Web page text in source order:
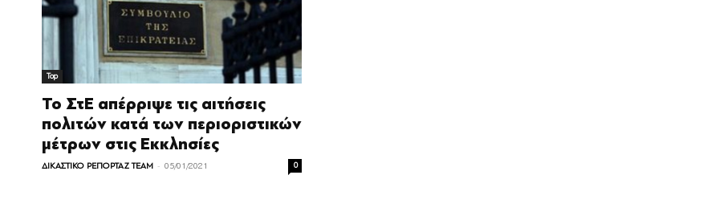
Top
Το ΣτΕ απέρριψε τις αιτήσεις
πολιτών κατά των περιοριστικών
μέτρων στις Εκκλησίες
ΔΙΚΑΣΤΙΚΟ ΡΕΠΟΡΤΑΖ TEAM - 05/01/2021 0